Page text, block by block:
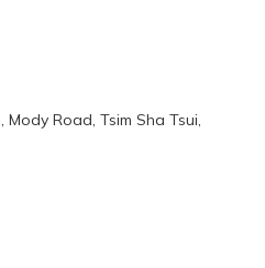
Road, Tsim Sha Tsui,